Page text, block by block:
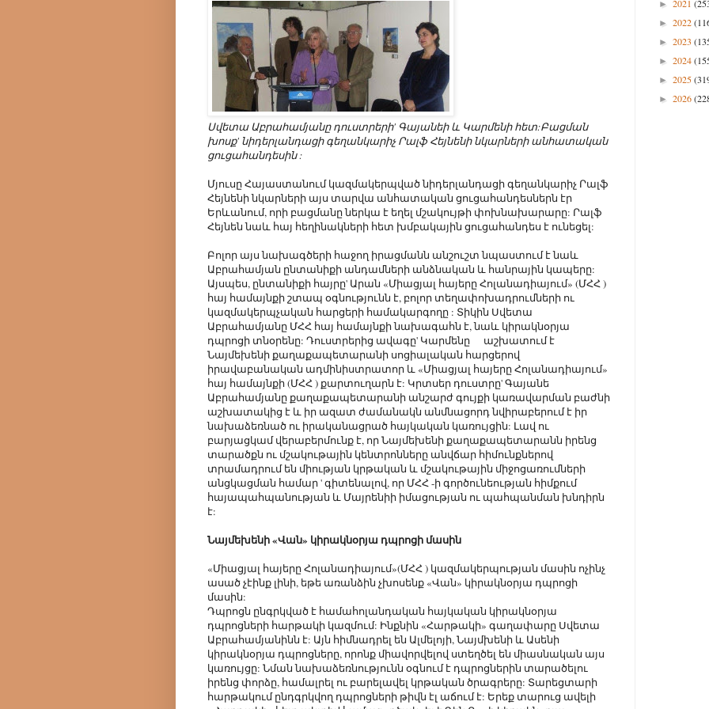
Սվետա Աբրահամյանը դուստրերի' Գայանեի և Կարմենի հետ:Բացման
խոսք' նիդերլանդացի գեղանկարիչ Րալֆ Հեյնենի նկարների անհատական
ցուցահանդեսին :
Մյուսը Հայաստանում կազմակերպված նիդերլանդացի գեղանկարիչ Րալֆ
Հեյնենի նկարների այս տարվա անհատական ցուցահանդեսներն էր
Երևանում, որի բացմանը ներկա է եղել մշակույթի փոխնախարարը: Րալֆ
Հեյնեն նաև հայ հեղինակների հետ խմբակային ցուցահանդես է ունեցել:
Բոլոր այս նախագծերի հաջող իրացմանն անշուշտ նպաստում է նաև
Աբրահամյան ընտանիքի անդամների անձնական և հանրային կապերը:
Այսպես, ընտանիքի հայրը' Արան «Միացյալ հայերը Հոլանադիայում» (ՄՀՀ )
հայ համայնքի շտապ օգնությունն է, բոլոր տեղափոխադրումների ու
կազմակերպչական հարցերի համակարգողը : Տիկին Սվետա
Աբրահամյանը ՄՀՀ հայ համայնքի նախագահն է, նաև կիրակնօրյա
դպրոցի տնօրենը: Դուստրերից ավագը' Կարմենը աշխատում է
Նայմեխենի քաղաքապետարանի սոցիալական հարցերով
իրավաբանական ադմինիստրատոր և «Միացյալ հայերը Հոլանադիայում»
հայ համայնքի (ՄՀՀ ) քարտուղարն է: Կրտսեր դուստրը' Գայանե
Աբրահամյանը քաղաքապետարանի անշարժ գույքի կառավարման բաժնի
աշխատակից է և իր ազատ ժամանակն անմնացորդ նվիրաբերում է իր
նախաձեռնած ու իրականացրած հայկական կառույցին: Լավ ու
բարյացկամ վերաբերմունք է, որ Նայմեխենի քաղաքապետարանն իրենց
տարածքն ու մշակութային կենտրոնները անվճար հիմունքներով
տրամադրում են միության կրթական և մշակութային միջոցառումների
անցկացման համար ' գիտենալով, որ ՄՀՀ -ի գործունեության հիմքում
հայապահպանության և Մայրենիի իմացության ու պահպանման խնդիրն
է:
Նայմեխենի «Վան» կիրակնօրյա դպրոցի մասին
«Միացյալ հայերը Հոլանադիայում»(ՄՀՀ ) կազմակերպության մասին ոչինչ
ասած չէինք լինի, եթե առանձին չխոսենք «Վան» կիրակնօրյա դպրոցի
մասին:
Դպրոցն ընգրկված է համահոլանդական հայկական կիրակնօրյա
դպրոցների հարթակի կազմում: Ինքնին «Հարթակի» գաղափարը Սվետա
Աբրահամյանինն է: Այն հիմնադրել են Ալմելոյի, Նայմխենի և Ասենի
կիրակնօրյա դպրոցները, որոնք միավորվելով ստեղծել են միասնական այս
կառույցը: Նման նախաձեռնությունն օգնում է դպրոցներին տարածելու
իրենց փորձը, համալրել ու բարելավել կրթական ծրագրերը: Տարեցտարի
հարթակում ընդգրկվող դպրոցների թիվն էլ աճում է: Երեք տարուց ավելի
► 2021
► 2022
► 2023
► 2024
► 2025
► 2026